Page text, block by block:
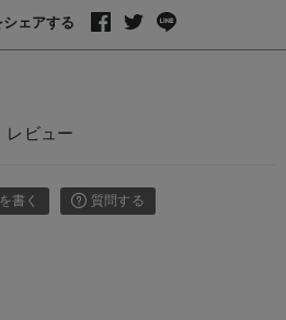
ェアする
レビュー
書く 質問する